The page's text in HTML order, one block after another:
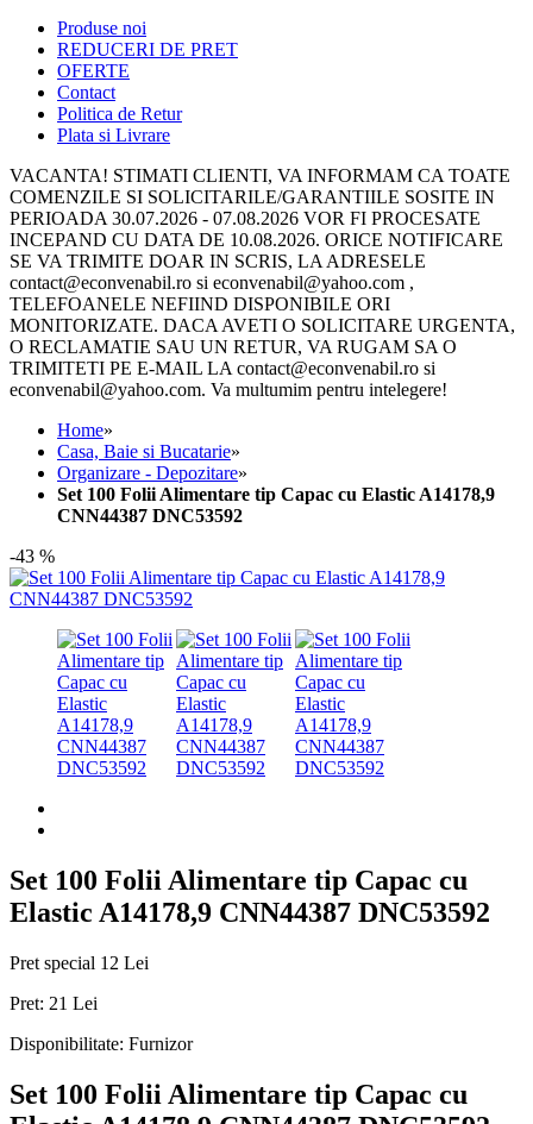
Produse noi
REDUCERI DE PRET
OFERTE
Contact
Politica de Retur
Plata si Livrare
VACANTA! STIMATI CLIENTI, VA INFORMAM CA TOATE
COMENZILE SI SOLICITARILE/GARANTIILE SOSITE IN
PERIOADA 30.07.2026 - 07.08.2026 VOR FI PROCESATE
INCEPAND CU DATA DE 10.08.2026. ORICE NOTIFICARE
SE VA TRIMITE DOAR IN SCRIS, LA ADRESELE
contact@econvenabil.ro si econvenabil@yahoo.com ,
TELEFOANELE NEFIIND DISPONIBILE ORI
MONITORIZATE. DACA AVETI O SOLICITARE URGENTA,
O RECLAMATIE SAU UN RETUR, VA RUGAM SA O
TRIMITETI PE E-MAIL LA contact@econvenabil.ro si
econvenabil@yahoo.com. Va multumim pentru intelegere!
Home»
Casa, Baie si Bucatarie»
Organizare - Depozitare»
Set 100 Folii Alimentare tip Capac cu Elastic A14178,9
CNN44387 DNC53592
-43 %
Set 100 Folii Alimentare tip Capac cu
Elastic A14178,9 CNN44387 DNC53592
Pret special 12 Lei
Pret: 21 Lei
Disponibilitate: Furnizor
Set 100 Folii Alimentare tip Capac cu